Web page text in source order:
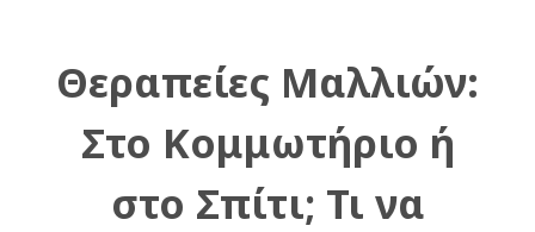
Θεραπείες Μαλλιών:
Στο Κομμωτήριο ή
στο Σπίτι; Τι να